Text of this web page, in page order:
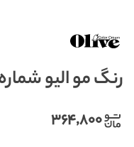
رنگ مو الیو شماره 1-5 حجم
۳۶۴,۸۰۰